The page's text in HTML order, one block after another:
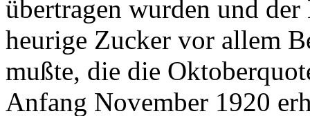
übertragen wurden und
heurige Zucker vor allem
mußte, die die
Anfang November 1920